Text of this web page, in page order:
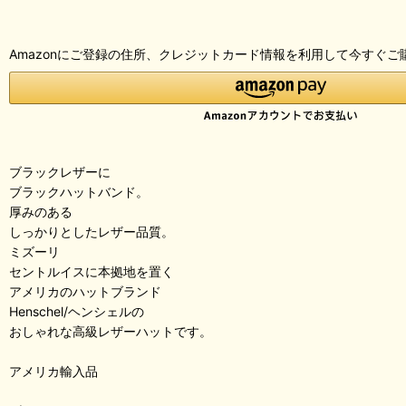
Amazonにご登録の住所、クレジットカード情報を利用して今すぐご
ブラックレザーに
ブラックハットバンド。
厚みのある
しっかりとしたレザー品質。
ミズーリ
セントルイスに本拠地を置く
アメリカのハットブランド
Henschel/ヘンシェルの
おしゃれな高級レザーハットです。
アメリカ輸入品